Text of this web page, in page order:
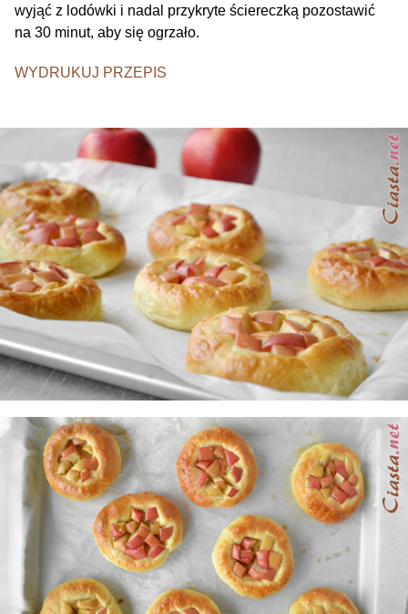
wyjąć z lodówki i nadal przykryte ściereczką pozostawić
na 30 minut, aby się ogrzało.
WYDRUKUJ PRZEPIS